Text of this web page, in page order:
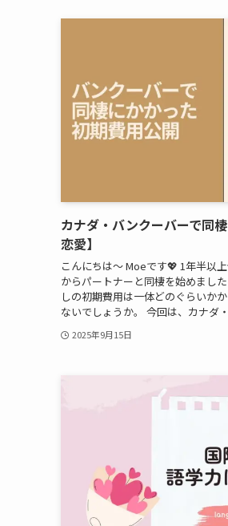
カナダ・バンクーバーで同
恋愛】
こんにちは～ Moeです💖 1年半以
からパートナーと同棲を始めまし
しの初期費用は一体どのぐらいか
ないでしょうか。 今回は、カナダ
2025年9月15日